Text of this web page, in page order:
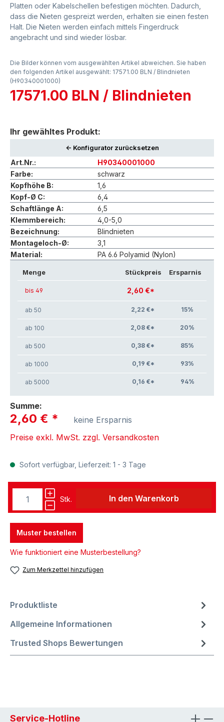
Platten oder Kabelschellen befestigen möchten. Dadurch,
dass die Nieten gespreizt werden, erhalten sie einen festen
Halt. Die Nieten werden einfach mittels Fingerdruck
angebracht und sind wieder lösbar.
Die Bilder können vom ausgewählten Artikel abweichen. Sie haben
den folgenden Artikel ausgewählt: 17571.00 BLN / Blindnieten
(H90340001000)
17571.00 BLN / Blindnieten
Ihr gewähltes Produkt:
<- Konfigurator zurücksetzen
Art.Nr.:
H90340001000
Farbe:
schwarz
Kopfhöhe B:
1,6
Kopf-Ø C:
6,4
Schaftlänge A:
6,5
Klemmbereich:
4,0-5,0
Bezeichnung:
Blindnieten
Montageloch-Ø:
3,1
Material:
PA 6.6 Polyamid (Nylon)
Menge Stückpreis Ersparnis
bis 49 2,60 €*
ab 50 2,22 €* 15%
ab 100 2,08 €* 20%
ab 500 0,38 €* 85%
ab 1000 0,19 €* 93%
ab 5000 0,16 €* 94%
Summe:
2,60 € *
keine Ersparnis
Preise exkl. MwSt. zzgl. Versandkosten
Sofort verfügbar, Lieferzeit: 1 - 3 Tage
Stk. In den Warenkorb
Muster bestellen
Wie funktioniert eine Musterbestellung?
Zum Merkzettel hinzufügen
Produktliste
Allgemeine Informationen
Trusted Shops Bewertungen
Service-Hotline